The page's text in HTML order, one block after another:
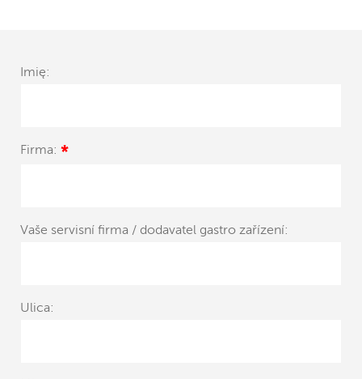
Imię:
Firma: *
Vaše servisní firma / dodavatel gastro zařízení:
Ulica: